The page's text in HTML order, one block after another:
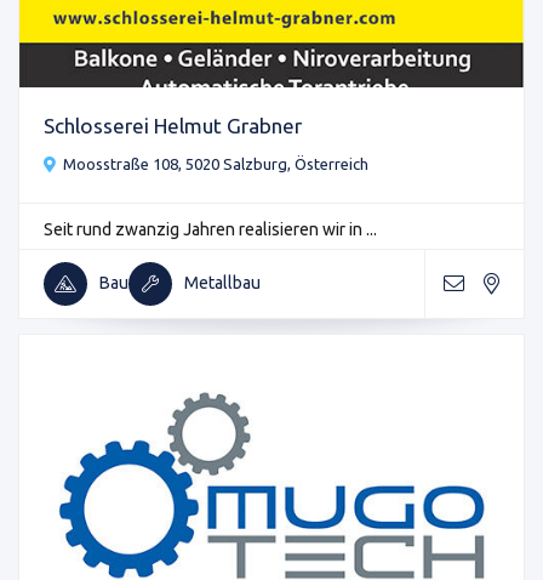
Schlosserei Helmut Grabner
Moosstraße 108, 5020 Salzburg, Österreich
Seit rund zwanzig Jahren realisieren wir in ...
Bau Metallbau